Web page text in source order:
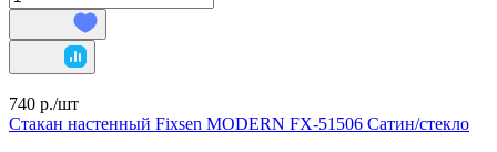
740 р./шт
Стакан настенный Fixsen MODERN FX-51506 Сатин/стекло